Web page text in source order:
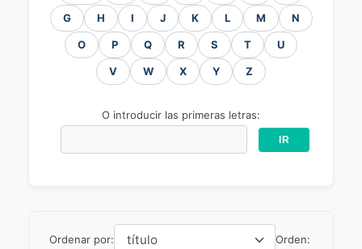
G H I J K L M N
O P Q R S T U
V W X Y Z
O introducir las primeras letras:
Ordenar por: Orden: